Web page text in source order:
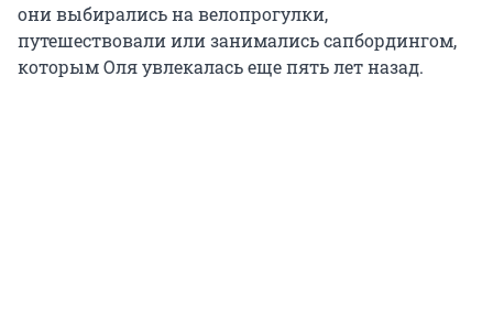
они выбирались на велопрогулки,
путешествовали или занимались сапбордингом,
которым Оля увлекалась еще пять лет назад.